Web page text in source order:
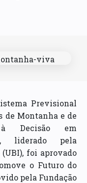
Previsional
Montanha e de
Decisão em
liderado pela
foi aprovado
o Futuro do
pela Fundação